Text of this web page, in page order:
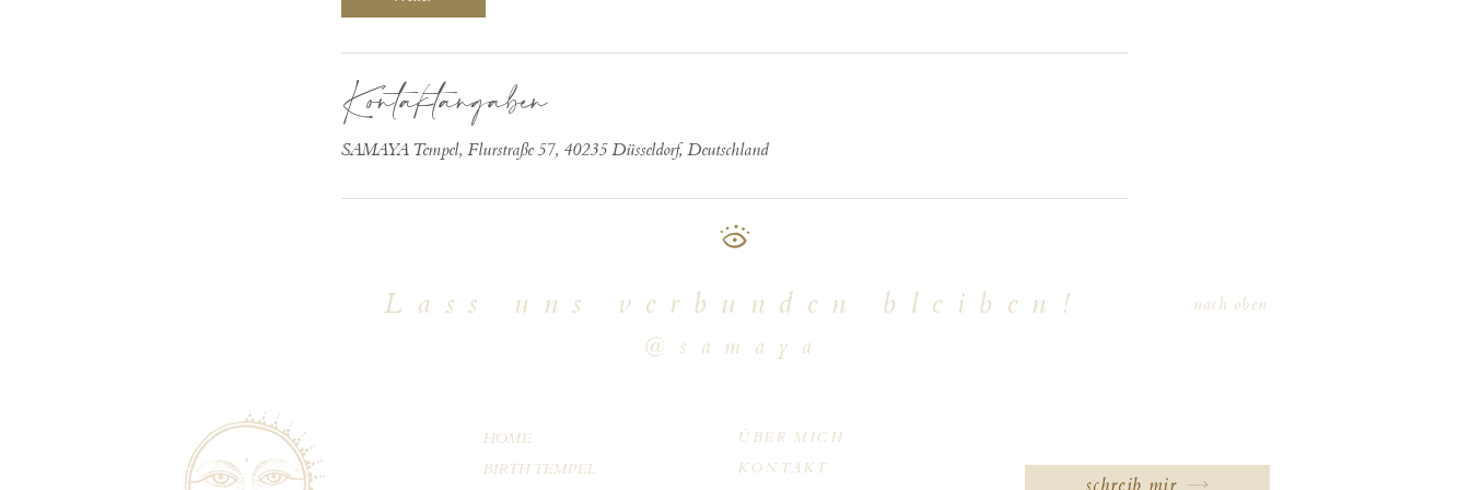
Kontaktangaben
SAMAYA Tempel, Flurstraße 57, 40235 Düsseldorf, Deutschland
Lass uns verbunden bleiben!
@samaya
nach oben
HOME
BIRTH TEMPEL
ÜBER MICH
KONTAKT
schreib mir